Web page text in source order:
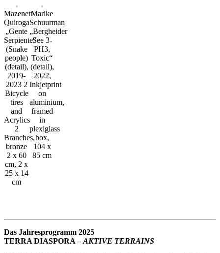
Mazenett
Quiroga
„Gente
Serpiente“
(Snake
people)
(detail),
2019-
2023 2
Bicycle
tires
and
Acrylics
2
Branches,
bronze
2 x 60
cm, 2 x
25 x 14
cm
Marike
Schuurman
„Bergheider
See 3-
PH3,
Toxic“
(detail),
2022,
Inkjetprint
on
aluminium,
framed
in
plexiglass
box,
104 x
85 cm
Das Jahresprogramm 2025
TERRA DIASPORA –AKTIVE TERRAINS